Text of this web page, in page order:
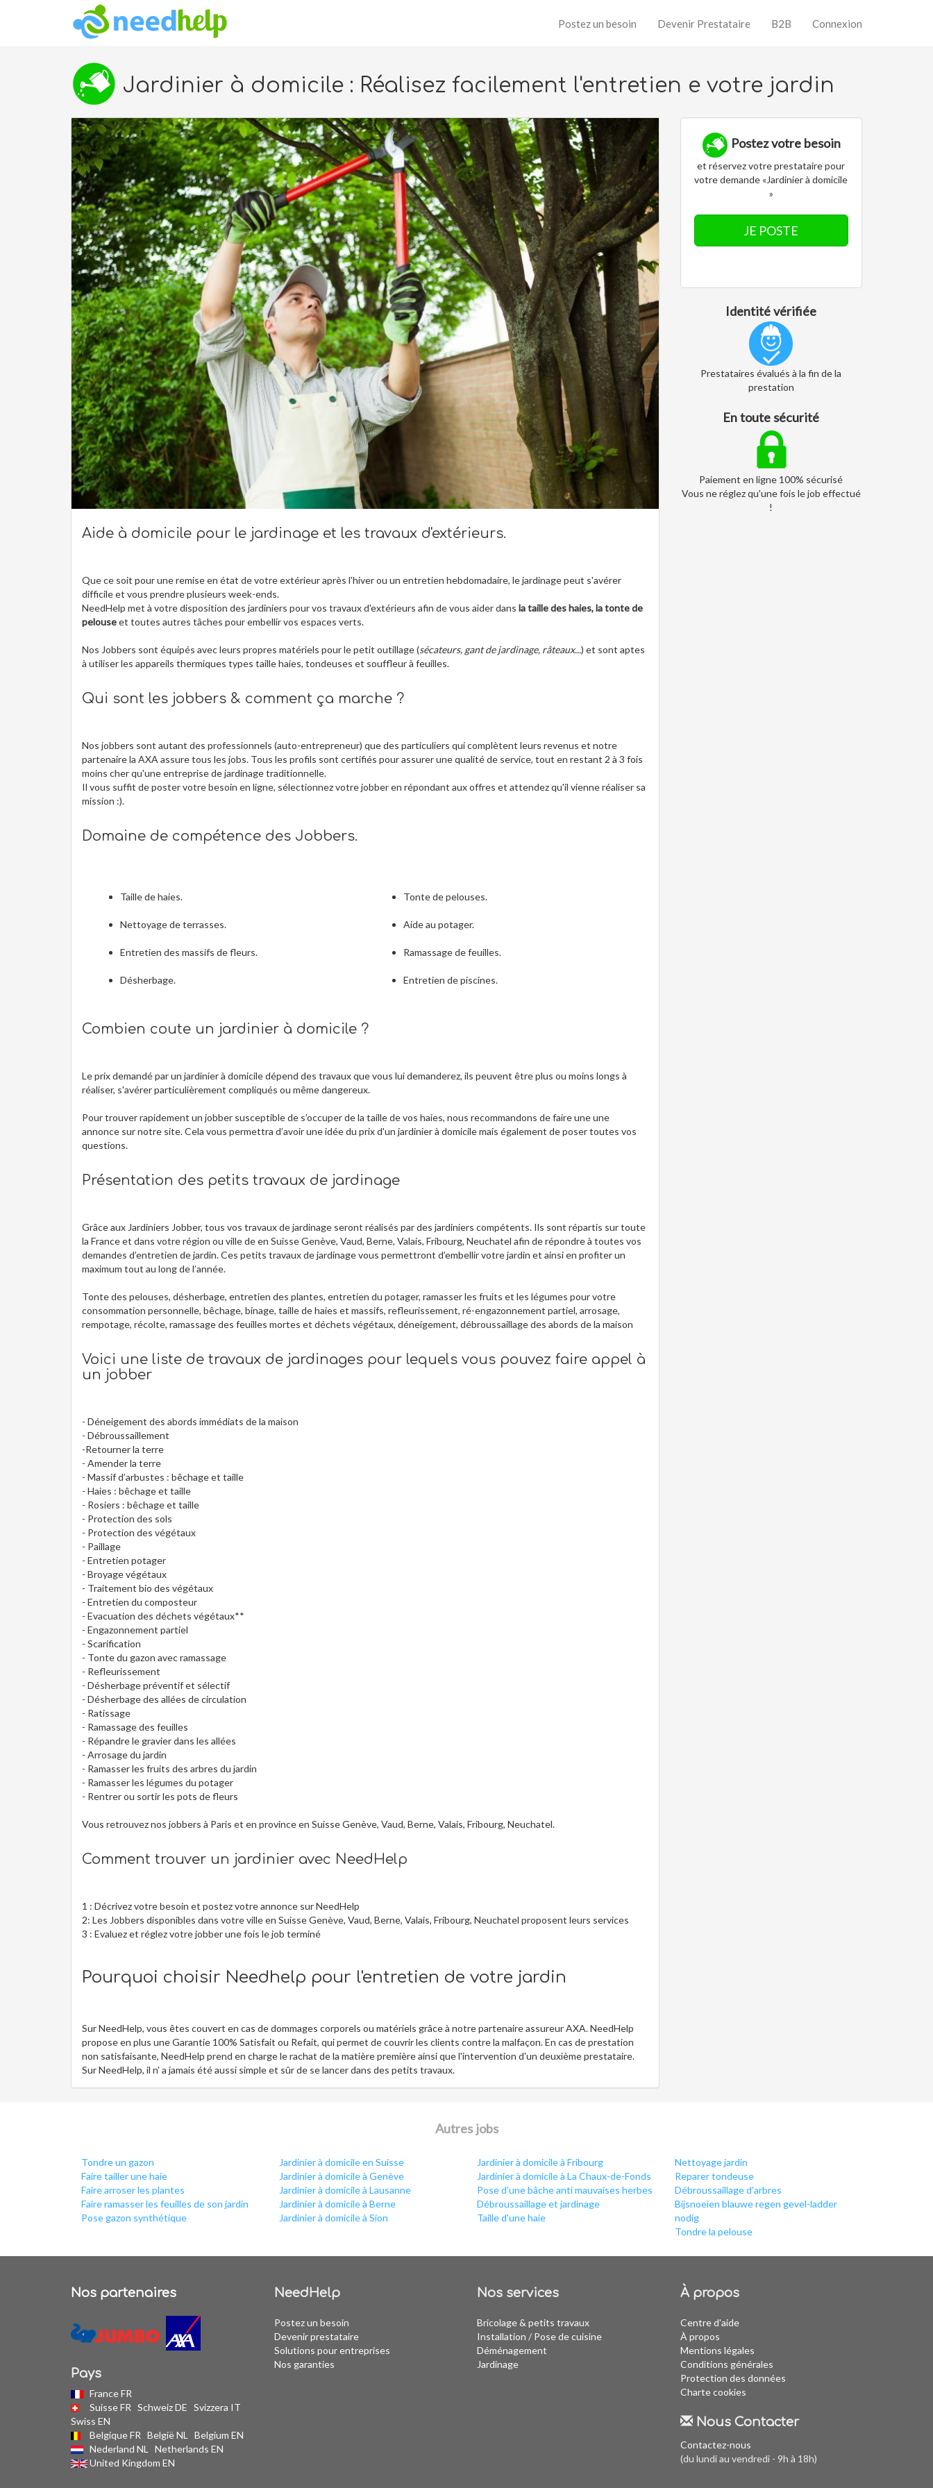
Postez un besoin Devenir Prestataire B2B Connexion
Jardinier à domicile : Réalisez facilement l'entretien e votre jardin
Aide à domicile pour le jardinage et les travaux d'extérieurs.
Que ce soit pour une remise en état de votre extérieur après l'hiver ou un entretien hebdomadaire, le jardinage peut s'avérer
difficile et vous prendre plusieurs week-ends.
NeedHelp met à votre disposition des jardiniers pour vos travaux d'extérieurs afin de vous aider dans la taille des haies, la tonte de
pelouseet toutes autres tâches pour embellir vos espaces verts.
Nos Jobbers sont équipés avec leurs propres matériels pour le petit outillage (sécateurs, gant de jardinage, râteaux...) et sont aptes
à utiliser les appareils thermiques types taille haies, tondeuses et souffleur à feuilles.
Qui sont les jobbers & comment ça marche ?
Nos jobbers sont autant des professionnels (auto-entrepreneur) que des particuliers qui complètent leurs revenus et notre
partenaire la AXA assure tous les jobs. Tous les profils sont certifiés pour assurer une qualité de service, tout en restant 2 à 3 fois
moins cher qu'une entreprise de jardinage traditionnelle.
Il vous suffit de poster votre besoin en ligne, sélectionnez votre jobber en répondant aux offres et attendez qu'il vienne réaliser sa
mission :).
Domaine de compétence des Jobbers.
Taille de haies.
Nettoyage de terrasses.
Entretien des massifs de fleurs.
Désherbage.
Tonte de pelouses.
Aide au potager.
Ramassage de feuilles.
Entretien de piscines.
Combien coute un jardinier à domicile ?
Le prix demandé par un jardinier à domicile dépend des travaux que vous lui demanderez, ils peuvent être plus ou moins longs à
réaliser, s'avérer particulièrement compliqués ou même dangereux.
Pour trouver rapidement un jobber susceptible de s’occuper de la taille de vos haies, nous recommandons de faire une une
annonce sur notre site. Cela vous permettra d’avoir une idée du prix d'un jardinier à domicile mais également de poser toutes vos
questions.
Présentation des petits travaux de jardinage
Grâce aux Jardiniers Jobber, tous vos travaux de jardinage seront réalisés par des jardiniers compétents. Ils sont répartis sur toute
la France et dans votre région ou ville de en Suisse Genève, Vaud, Berne, Valais, Fribourg, Neuchatel afin de répondre à toutes vos
demandes d’entretien de jardin. Ces petits travaux de jardinage vous permettront d’embellir votre jardin et ainsi en profiter un
maximum tout au long de l’année.
Tonte des pelouses, désherbage, entretien des plantes, entretien du potager, ramasser les fruits et les légumes pour votre
consommation personnelle, bêchage, binage, taille de haies et massifs, refleurissement, ré-engazonnement partiel, arrosage,
rempotage, récolte, ramassage des feuilles mortes et déchets végétaux, déneigement, débroussaillage des abords de la maison
Voici une liste de travaux de jardinages pour lequels vous pouvez faire appel à
un jobber
- Déneigement des abords immédiats de la maison
- Débroussaillement
-Retourner la terre
- Amender la terre
- Massif d’arbustes : bêchage et taille
- Haies : bêchage et taille
- Rosiers : bêchage et taille
- Protection des sols
- Protection des végétaux
- Paillage
- Entretien potager
- Broyage végétaux
- Traitement bio des végétaux
- Entretien du composteur
- Evacuation des déchets végétaux**
- Engazonnement partiel
- Scarification
- Tonte du gazon avec ramassage
- Refleurissement
- Désherbage préventif et sélectif
- Désherbage des allées de circulation
- Ratissage
- Ramassage des feuilles
- Répandre le gravier dans les allées
- Arrosage du jardin
- Ramasser les fruits des arbres du jardin
- Ramasser les légumes du potager
- Rentrer ou sortir les pots de fleurs
Vous retrouvez nos jobbers à Paris et en province en Suisse Genève, Vaud, Berne, Valais, Fribourg, Neuchatel.
Comment trouver un jardinier avec NeedHelp
1 : Décrivez votre besoin et postez votre annonce sur NeedHelp
2: Les Jobbers disponibles dans votre ville en Suisse Genève, Vaud, Berne, Valais, Fribourg, Neuchatel proposent leurs services
3 : Evaluez et réglez votre jobber une fois le job terminé
Pourquoi choisir Needhelp pour l'entretien de votre jardin
Sur NeedHelp, vous êtes couvert en cas de dommages corporels ou matériels grâce à notre partenaire assureur AXA. NeedHelp
propose en plus une Garantie 100% Satisfait ou Refait, qui permet de couvrir les clients contre la malfaçon. En cas de prestation
non satisfaisante, NeedHelp prend en charge le rachat de la matière première ainsi que l'intervention d'un deuxième prestataire.
Sur NeedHelp, il n' a jamais été aussi simple et sûr de se lancer dans des petits travaux.
Postez votre besoin
et réservez votre prestataire pour
votre demande «Jardinier à domicile
»
JE POSTE
Identité vérifiée
Prestataires évalués à la fin de la
prestation
En toute sécurité
Paiement en ligne 100% sécurisé
Vous ne réglez qu'une fois le job effectué
!
Autres jobs
Tondre un gazon
Faire tailler une haie
Faire arroser les plantes
Faire ramasser les feuilles de son jardin
Pose gazon synthétique
Jardinier à domicile en Suisse
Jardinier à domicile à Genève
Jardinier à domicile à Lausanne
Jardinier à domicile à Berne
Jardinier à domicile à Sion
Jardinier à domicile à Fribourg
Jardinier à domicile à La Chaux-de-Fonds
Pose d’une bâche anti mauvaises herbes
Débroussaillage et jardinage
Taille d'une haie
Nettoyage jardin
Reparer tondeuse
Débroussaillage d'arbres
Bijsnoeien blauwe regen gevel-ladder
nodig
Tondre la pelouse
Nos partenaires
Pays
France FR
Suisse FR Schweiz DE Svizzera IT
Swiss EN
Belgique FR België NL
Belgium EN
Nederland NL
Netherlands EN
United Kingdom EN
NeedHelp
Postez un besoin
Devenir prestataire
Solutions pour entreprises
Nos garanties
Nos services
Bricolage & petits travaux
Installation / Pose de cuisine
Déménagement
Jardinage
À propos
Centre d'aide
À propos
Mentions légales
Conditions générales
Protection des données
Charte cookies
Nous Contacter
Contactez-nous
(du lundi au vendredi - 9h à 18h)